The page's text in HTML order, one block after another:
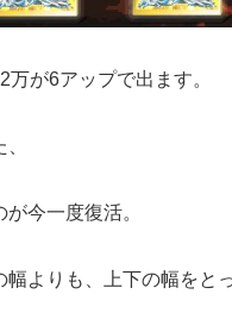
が6アップで出ます。
が今一度復活。
幅よりも、上下の幅をと